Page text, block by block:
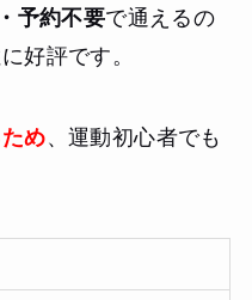
予約不要で通えるの
好評です。
め、運動初心者でも